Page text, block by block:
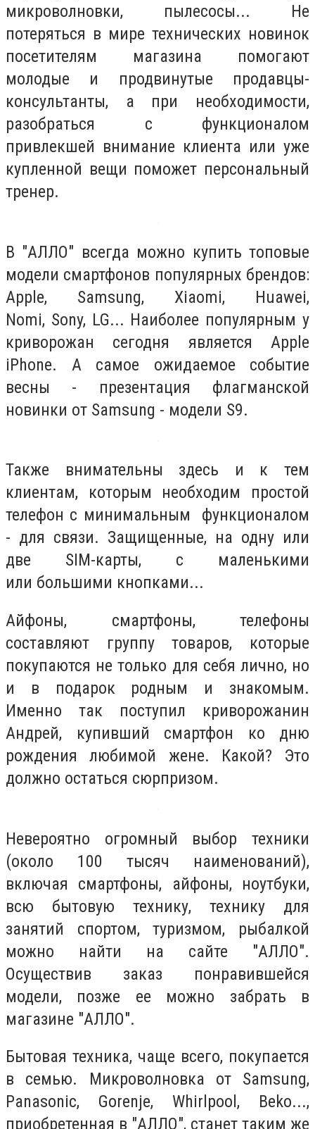
микроволновки, пылесосы... Не
потеряться в мире технических новинок
посетителям магазина помогают
молодые и продвинутые продавцы-
консультанты, а при необходимости,
разобраться с функционалом
привлекшей внимание клиента или уже
купленной вещи поможет персональный
тренер.
В "АЛЛО" всегда можно купить топовые
модели смартфонов популярных брендов:
Apple, Samsung, Xiaomi, Huawei,
Nomi, Sony, LG... Наиболее популярным у
криворожан сегодня является Apple
iPhone. А самое ожидаемое событие
весны - презентация флагманской
новинки от Samsung - модели S9.
Также внимательны здесь и к тем
клиентам, которым необходим простой
телефон с минимальным функционалом
- для связи. Защищенные, на одну или
две SIM-карты, с маленькими
или большими кнопками...
Айфоны, смартфоны, телефоны
составляют группу товаров, которые
покупаются не только для себя лично, но
и в подарок родным и знакомым.
Именно так поступил криворожанин
Андрей, купивший смартфон ко дню
рождения любимой жене. Какой? Это
должно остаться сюрпризом.
Невероятно огромный выбор техники
(около 100 тысяч наименований),
включая смартфоны, айфоны, ноутбуки,
всю бытовую технику, технику для
занятий спортом, туризмом, рыбалкой
можно найти на сайте "АЛЛО".
Осуществив заказ понравившейся
модели, позже ее можно забрать в
магазине "АЛЛО".
Бытовая техника, чаще всего, покупается
в семью. Микроволновка от Samsung,
Panasonic, Gorenje, Whirlpool, Beko...,
приобретенная в "АЛЛО", станет таким же